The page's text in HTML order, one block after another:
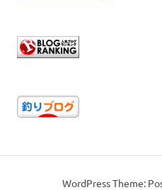
WordPress Theme: